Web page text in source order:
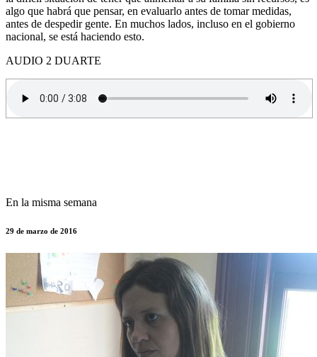
algo que habrá que pensar, en evaluarlo antes de tomar medidas,
antes de despedir gente. En muchos lados, incluso en el gobierno
nacional, se está haciendo esto.
AUDIO 2 DUARTE
En la misma semana
29 de marzo de 2016